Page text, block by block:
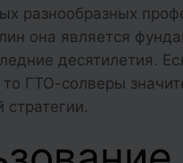
разнообразных
она является
десятилетия.
то ГТО-солверы